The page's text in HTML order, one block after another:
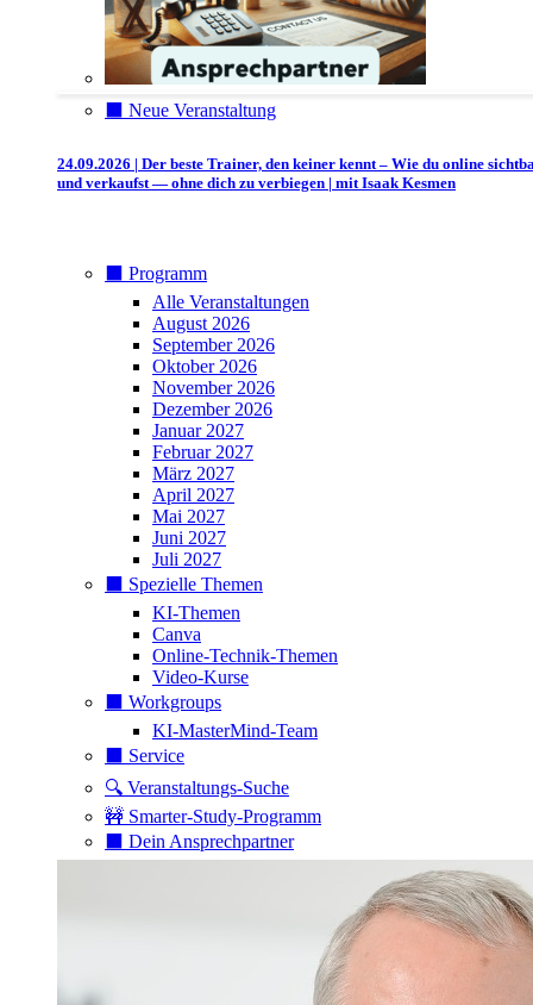
⬛️ Neue Veranstaltung
24.09.2026 | Der beste Trainer, den keiner kennt – Wie du online
und verkaufst — ohne dich zu verbiegen | mit Isaak Kesmen
⬛️ Programm
Alle Veranstaltungen
August 2026
September 2026
Oktober 2026
November 2026
Dezember 2026
Januar 2027
Februar 2027
März 2027
April 2027
Mai 2027
Juni 2027
Juli 2027
⬛️ Spezielle Themen
KI-Themen
Canva
Online-Technik-Themen
Video-Kurse
⬛️ Workgroups
KI-MasterMind-Team
⬛️ Service
🔍 Veranstaltungs-Suche
🚧 Smarter-Study-Programm
⬛️ Dein Ansprechpartner